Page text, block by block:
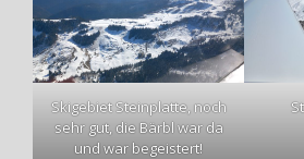
Skigebiet Steinplatte, noch
sehr gut, die Bärbl war da
und war begeistert!